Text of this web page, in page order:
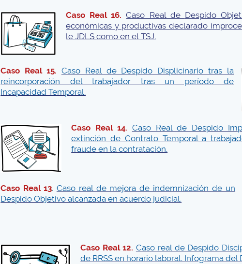
Caso Real 16. Caso Real de Despido
económicas y productivas declarado
le JDLS como en el TSJ.
Caso Real 15. Caso Real de Despido Displicinario tras la
reincorporación del trabajador tras un período de
Incapacidad Temporal.
Caso Real 14. Caso Real de Despido
extinción de Contrato Temporal a
fraude en la contratación.
Caso Real 13. Caso real de mejora de indemnización de un
Despido Objetivo alcanzada en acuerdo judicial.
Caso Real 12. Caso real de Despido
de RRSS en horario laboral. Infograma del